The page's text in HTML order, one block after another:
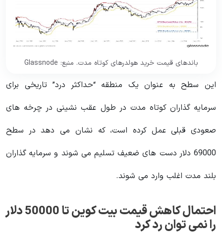
باندهای قیمت خرید هولدرهای کوتاه مدت. منبع: Glassnode
این سطح به عنوان یک منطقه “حداکثر درد” تاریخی برای
سرمایه گذاران کوتاه مدت در طول عقب نشینی در چرخه های
صعودی قبلی عمل کرده است، که نشان می دهد در سطح
69000 دلار دست های ضعیف تسلیم می شوند و سرمایه گذاران
بلند مدت اغلب وارد می شوند.
احتمال کاهش قیمت بیت کوین تا 50000 دلار
را نمی توان رد کرد